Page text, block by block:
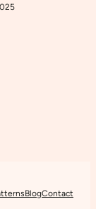
BlogContact